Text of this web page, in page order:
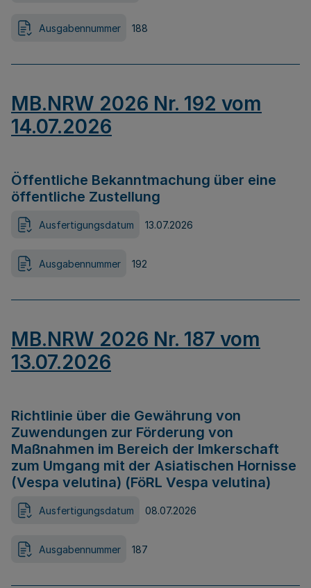
Ausgabennummer 188
MB.NRW 2026 Nr. 192 vom
14.07.2026
Öffentliche Bekanntmachung über eine
öffentliche Zustellung
Ausfertigungsdatum 13.07.2026
Ausgabennummer 192
MB.NRW 2026 Nr. 187 vom
13.07.2026
Richtlinie über die Gewährung von
Zuwendungen zur Förderung von
Maßnahmen im Bereich der Imkerschaft
zum Umgang mit der Asiatischen Hornisse
(Vespa velutina) (FöRL Vespa velutina)
Ausfertigungsdatum 08.07.2026
Ausgabennummer 187